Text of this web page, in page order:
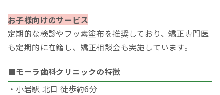
お子様向けのサービス
定期的な検診やフッ素塗布を推奨しており、矯正専門医
も定期的に在籍し、矯正相談会も実施しています。
■モーラ歯科クリニックの特徴
・小岩駅 北口 徒歩約6分